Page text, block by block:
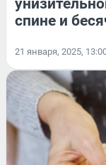
спине и
21 января, 2025,